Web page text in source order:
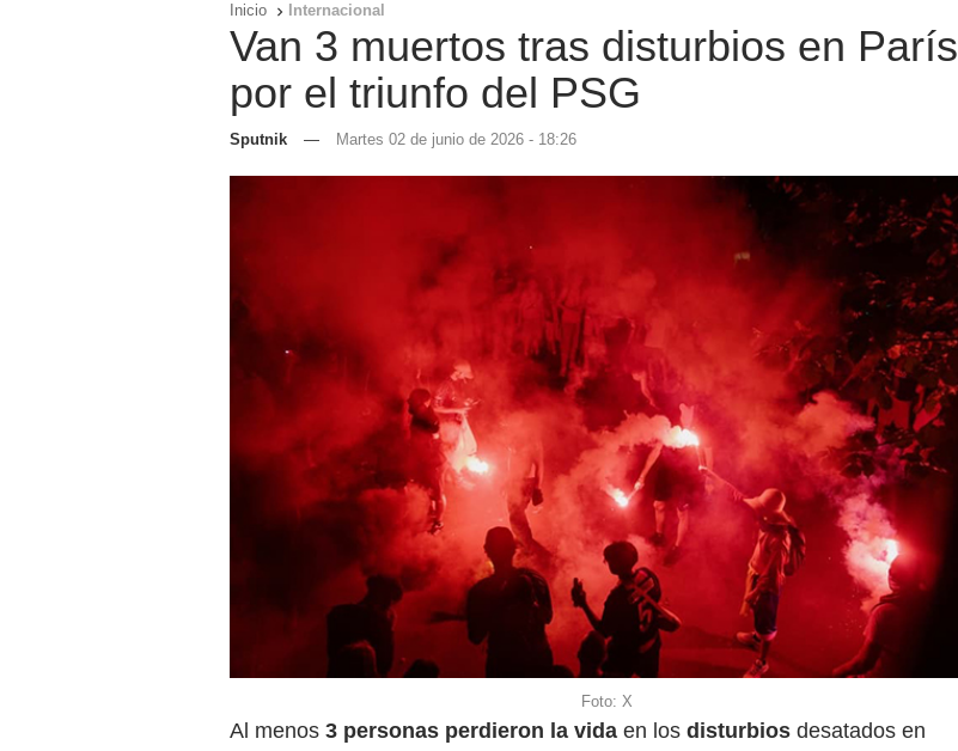
Inicio  Internacional
Van 3 muertos tras disturbios en París
por el triunfo del PSG
Sputnik — Martes 02 de junio de 2026 - 18:26
Foto: X
Al menos 3 personas perdieron la vida en los disturbios desatados en